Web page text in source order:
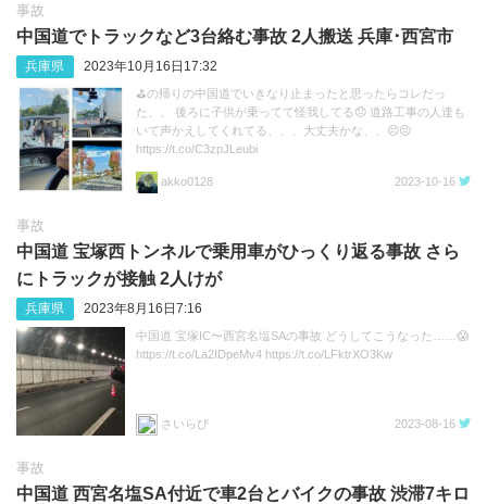
事故
中国道でトラックなど3台絡む事故 2人搬送 兵庫･西宮市
兵庫県 2023年10月16日17:32
⛳️の帰りの中国道でいきなり止まったと思ったらコレだっ
た、、 後ろに子供が乗ってて怪我してる😞 道路工事の人達も
いて声かえしてくれてる、、、大丈夫かな、、😣😣
https://t.co/C3zpJLeubi
akko0128 2023-10-16
事故
中国道 宝塚西トンネルで乗用車がひっくり返る事故 さら
にトラックが接触 2人けが
兵庫県 2023年8月16日7:16
中国道 宝塚IC〜西宮名塩SAの事故 どうしてこうなった……😱
https://t.co/La2IDpeMv4 https://t.co/LFktrXO3Kw
さいらぴ 2023-08-16
事故
中国道 西宮名塩SA付近で車2台とバイクの事故 渋滞7キロ